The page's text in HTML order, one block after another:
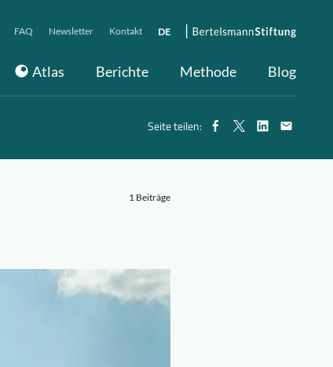
Atlas Berichte Methode Blog
FAQ Newsletter Kontakt DE
Seite teilen:
1 Beiträge